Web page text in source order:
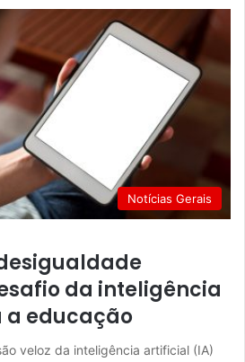
Notícias Gerais
da inteligência
educação
veloz da inteligência artificial (IA)